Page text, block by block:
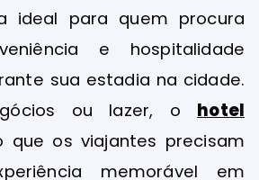
ideal para quem procura
e hospitalidade
sua estadia na cidade.
ou lazer, o hotel
que os viajantes precisam
memorável em